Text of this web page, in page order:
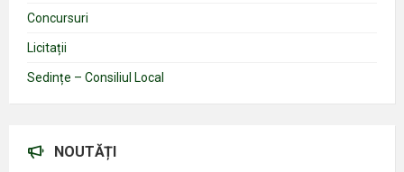
Concursuri
Licitații
Sedințe – Consiliul Local
NOUTĂȚI